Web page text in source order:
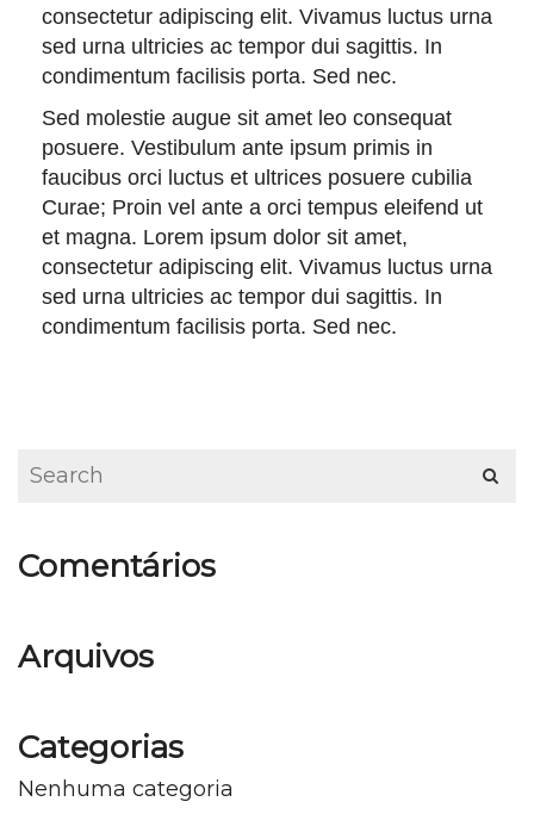
consectetur adipiscing elit. Vivamus luctus urna
sed urna ultricies ac tempor dui sagittis. In
condimentum facilisis porta. Sed nec.
Sed molestie augue sit amet leo consequat
posuere. Vestibulum ante ipsum primis in
faucibus orci luctus et ultrices posuere cubilia
Curae; Proin vel ante a orci tempus eleifend ut
et magna. Lorem ipsum dolor sit amet,
consectetur adipiscing elit. Vivamus luctus urna
sed urna ultricies ac tempor dui sagittis. In
condimentum facilisis porta. Sed nec.
Comentários
Arquivos
Categorias
Nenhuma categoria